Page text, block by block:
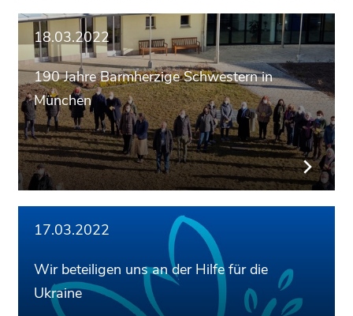
18.03.2022
190 Jahre Barmherzige Schwestern in
München
17.03.2022
Wir beteiligen uns an der Hilfe für die
Ukraine